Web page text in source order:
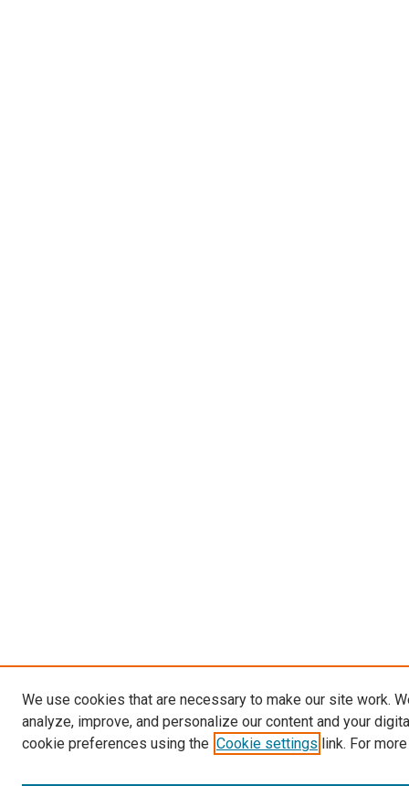
We use cookies that are necessary to make our site work.
analyze, improve, and personalize our content and your
cookie preferences using the Cookie settings link. For